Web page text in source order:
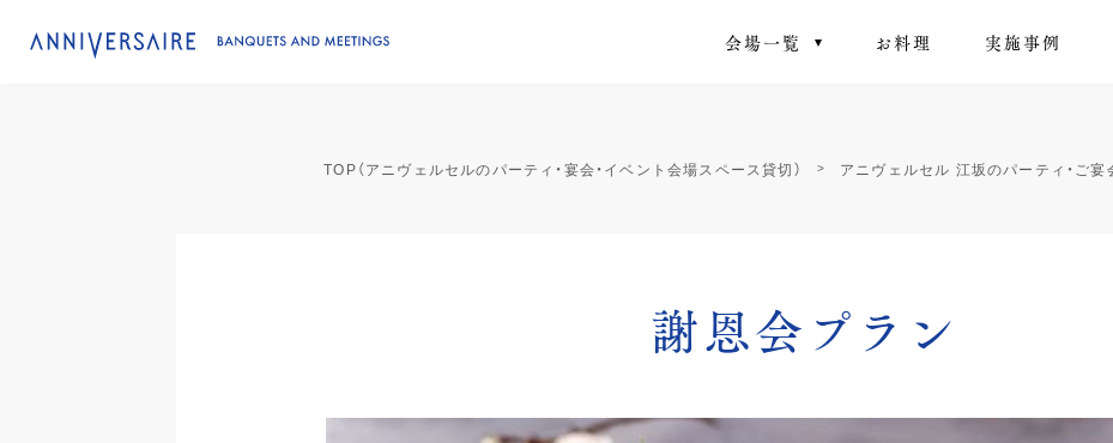
会場一覧 お料理 実施事例
TOP（アニヴェルセルのパーティ・宴会・イベント会場スペース貸切） アニヴェルセル 江坂のパーティ・ご宴
謝恩会プラン